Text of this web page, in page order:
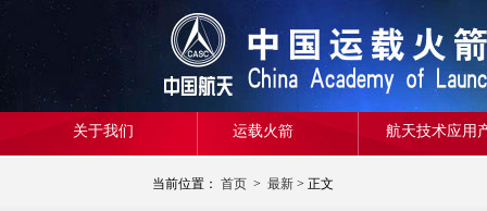
关于我们 运载火箭 航天技术应用
当前位置： 首页 > 最新 > 正文